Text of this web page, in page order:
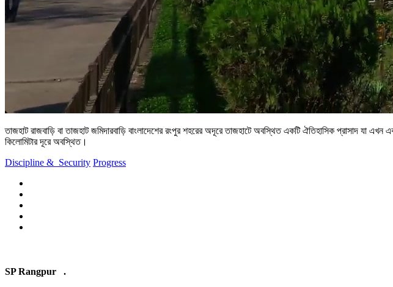
তাজহাট রাজবাড়ি বা তাজহাট জমিদারবাড়ি বাংলাদেশের রংপুর শহরের অদূরে তাজহাটে অবস্থিত একটি ঐতিহাসিক প্রাসাদ যা
কিলোমিটার দূরে অবস্থিত।
Discipline & Security Progress
SP Rangpur .